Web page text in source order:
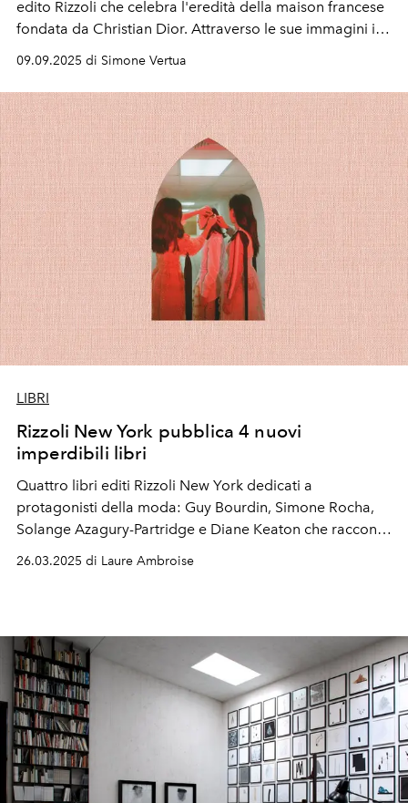
edito Rizzoli che celebra l'eredità della maison francese
fondata da Christian Dior. Attraverso le sue immagini in
movimento Yuriko Takagi ripercorre le creazioni dei
Galliano a Maria Grazia Chiuri.
09.09.2025 di Simone Vertua
LIBRI
Rizzoli New York pubblica 4 nuovi
imperdibili libri
Quattro libri editi Rizzoli New York dedicati a
protagonisti della moda: Guy Bourdin, Simone Rocha,
Solange Azagury-Partridge e Diane Keaton che racconta
il suo stile androgino.
26.03.2025 di Laure Ambroise